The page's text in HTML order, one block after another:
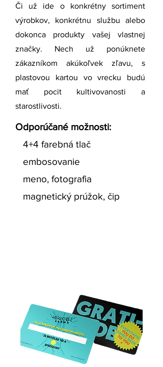
Či už ide o konkrétny sortiment
výrobkov, konkrétnu službu alebo
dokonca produkty vašej vlastnej
značky. Nech už ponúknete
zákazníkom akúkoľvek zľavu, s
plastovou kartou vo vrecku budú
mať pocit kultivovanosti a
starostlivosti.
Odporúčané možnosti:
4+4 farebná tlač
embosovanie
meno, fotografia
magnetický prúžok, čip